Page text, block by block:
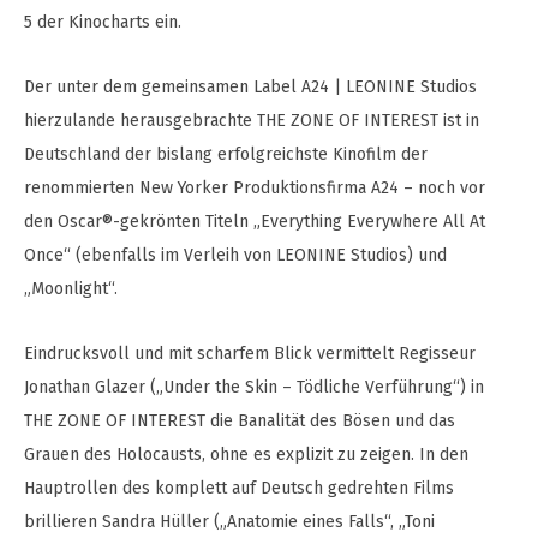
5 der Kinocharts ein.
Der unter dem gemeinsamen Label A24 | LEONINE Studios
hierzulande herausgebrachte THE ZONE OF INTEREST ist in
Deutschland der bislang erfolgreichste Kinofilm der
renommierten New Yorker Produktionsfirma A24 – noch vor
den Oscar®-gekrönten Titeln „Everything Everywhere All At
Once“ (ebenfalls im Verleih von LEONINE Studios) und
„Moonlight“.
Eindrucksvoll und mit scharfem Blick vermittelt Regisseur
Jonathan Glazer („Under the Skin – Tödliche Verführung“) in
THE ZONE OF INTEREST die Banalität des Bösen und das
Grauen des Holocausts, ohne es explizit zu zeigen. In den
Hauptrollen des komplett auf Deutsch gedrehten Films
brillieren Sandra Hüller („Anatomie eines Falls“, „Toni